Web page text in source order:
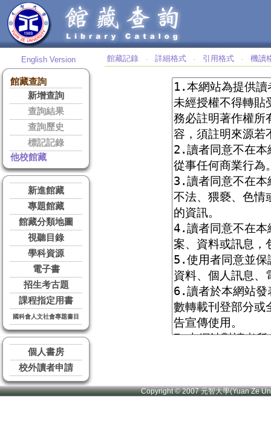
English Version
館藏查詢
新增查詢
查詢結果
查詢歷史
標記記錄
他校館藏
新進館藏
專題館藏
館藏分類地圖
視聽目錄
學科資源
電子書
招生考古題
課程指定用書
國科會人文社會專題書目
個人書房
校外讀者申請
館藏記錄 ‧ 詳細格式 ‧ 引用格式 ‧ 機讀
Copyright © 2007 元智大學(Yuan Ze